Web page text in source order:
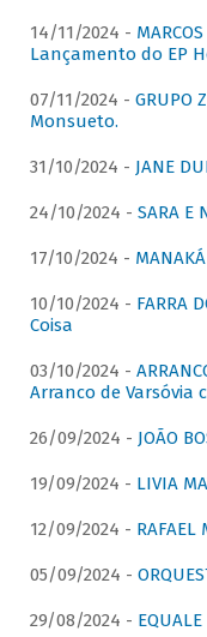
14/11/2024 -
Lançamento do EP
07/11/2024 - GRUPO
Monsueto.
31/10/2024 - JANE
24/10/2024 - SARA
17/10/2024 -
10/10/2024 - FARRA
Coisa
03/10/2024 -
Arranco de Varsóvia
26/09/2024 - JOÃO
19/09/2024 - LIVIA
12/09/2024 -
05/09/2024 -
29/08/2024 -